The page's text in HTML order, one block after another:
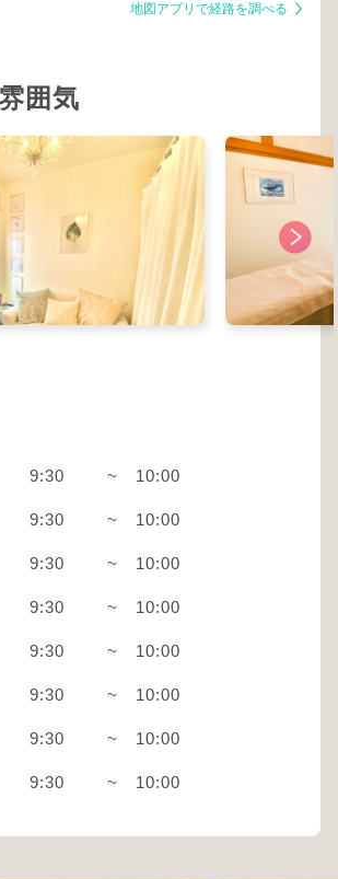
地図アプリで経路を調べる
囲気
9:30 ~ 10:00
9:30 ~ 10:00
9:30 ~ 10:00
9:30 ~ 10:00
9:30 ~ 10:00
9:30 ~ 10:00
9:30 ~ 10:00
9:30 ~ 10:00